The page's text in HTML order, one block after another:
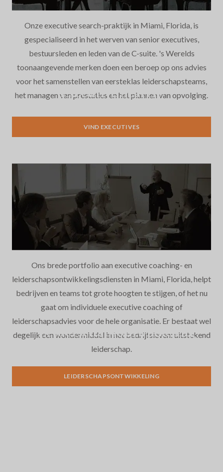
Executive Search
Onze executive search-praktijk in Miami, Florida, is
gespecialiseerd in het werven van senior executives,
bestuursleden en leden van de C-suite. 's Werelds
toonaangevende merken doen een beroep op ons advies
voor het samenstellen van eersteklas leiderschapsteams,
het managen van prestaties en het plannen van opvolging.
VIND EXECUTIVES
Leiderschapsontwikkeling
Ons brede portfolio aan executive coaching- en
leiderschapsontwikkelingsdiensten in Miami, Florida, helpt
bedrijven en teams tot grote hoogten te stijgen, of het nu
gaat om individuele executive coaching of
leiderschapsadvies voor de hele organisatie. Er bestaat wel
degelijk een wondermiddel in het bedrijfsleven: uitstekend
leiderschap.
LEIDERSCHAPSONTWIKKELING